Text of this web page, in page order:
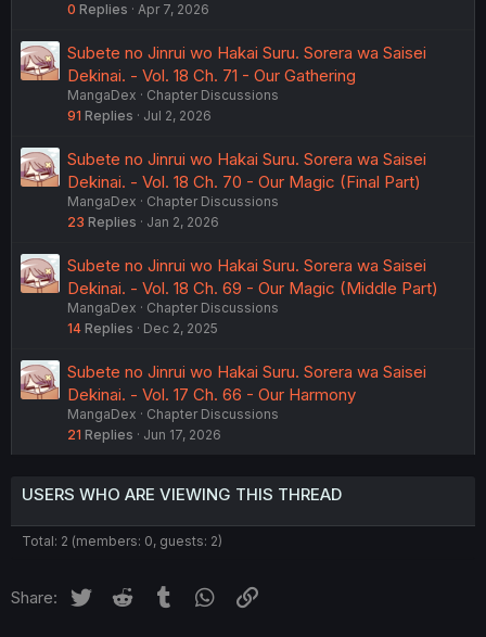
0 Replies Apr 7, 2026
Subete no Jinrui wo Hakai Suru. Sorera wa Saisei
Dekinai. - Vol. 18 Ch. 71 - Our Gathering
MangaDex
Chapter Discussions
91 Replies Jul 2, 2026
Subete no Jinrui wo Hakai Suru. Sorera wa Saisei
Dekinai. - Vol. 18 Ch. 70 - Our Magic (Final Part)
MangaDex
Chapter Discussions
23 Replies Jan 2, 2026
Subete no Jinrui wo Hakai Suru. Sorera wa Saisei
Dekinai. - Vol. 18 Ch. 69 - Our Magic (Middle Part)
MangaDex
Chapter Discussions
14 Replies Dec 2, 2025
Subete no Jinrui wo Hakai Suru. Sorera wa Saisei
Dekinai. - Vol. 17 Ch. 66 - Our Harmony
MangaDex
Chapter Discussions
21 Replies Jun 17, 2026
USERS WHO ARE VIEWING THIS THREAD
Total: 2 (members: 0, guests: 2)
Share: Twitter Reddit Tumblr WhatsApp